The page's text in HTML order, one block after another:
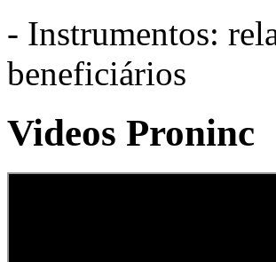
- Instrumentos:
beneficiários
Videos Proninc